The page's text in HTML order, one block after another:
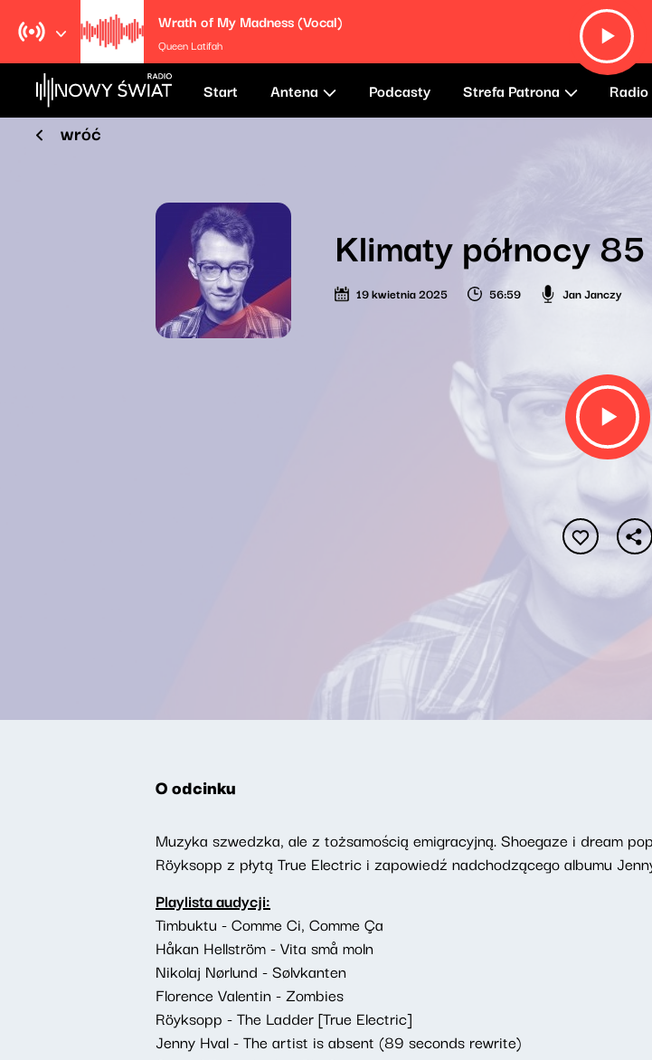
Wrath of My Madness (Vocal)
Queen Latifah
Start Antena Podcasty Strefa Patrona Radio
wróć
Klimaty północy 85
19 kwietnia 2025 56:59 Jan Janczy
O odcinku
Muzyka szwedzka, ale z tożsamością emigracyjną. Shoegaze i dream
Röyksopp z płytą True Electric i zapowiedź nadchodzącego albumu
Playlista audycji:
Timbuktu - Comme Ci, Comme Ça
Håkan Hellström - Vita små moln
Nikolaj Nørlund - Sølvkanten
Florence Valentin - Zombies
Röyksopp - The Ladder [True Electric]
Jenny Hval - The artist is absent (89 seconds rewrite)